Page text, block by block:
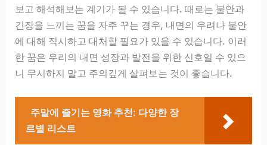
보고 해석해보는 계기가 될 수 있습니다. 때로는 불안과
긴장을 느끼는 꿈을 자주 꾸는 경우, 내면의 우려나 불안
에 대해 직시하고 대처할 필요가 있을 수 있습니다. 이러
한 꿈은 우리의 내면 성장과 발전을 위한 신호일 수 있으
니 무시하지 말고 주의깊게 살펴보는 것이 좋습니다.
주말에 즐기는 영화 추천: 다양한 장
르별 리스트